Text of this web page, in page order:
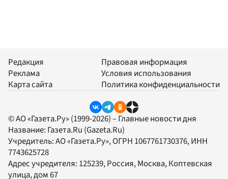
Редакция
Реклама
Карта сайта
Правовая информация
Условия использования
Политика конфиденциальности
© АО «Газета.Ру» (1999-2026) – Главные новости дня
Название: Газета.Ru (Gazeta.Ru)
Учредитель:АО «Газета.Ру», ОГРН 1067761730376, ИНН
7743625728
Адрес учредителя: 125239, Россия, Москва, Коптевская
улица, дом 67